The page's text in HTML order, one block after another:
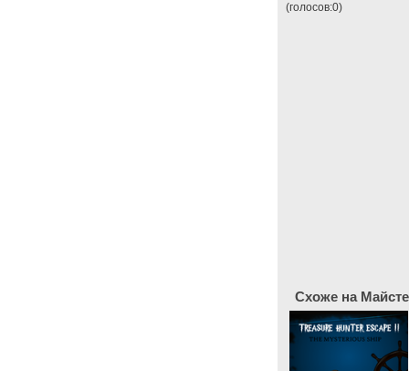
(голосов:0)
Схоже на